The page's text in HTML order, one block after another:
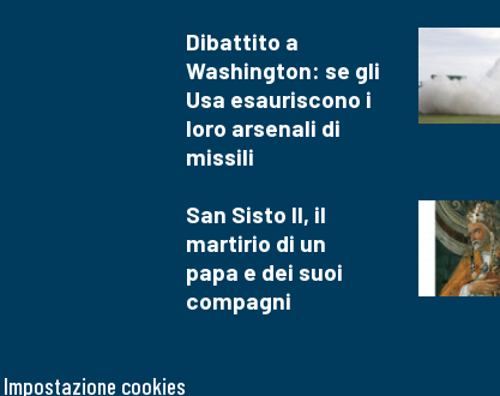
Dibattito a
Washington: se gli
Usa esauriscono i
loro arsenali di
missili
San Sisto II, il
martirio di un
papa e dei suoi
compagni
Impostazione cookies